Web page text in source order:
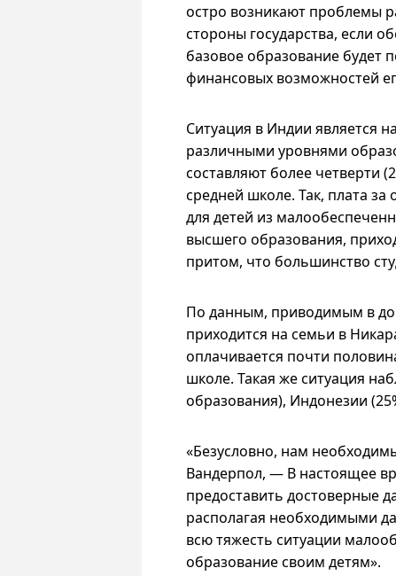
остро возникают проблемы
стороны государства, если
базовое образование будет
финансовых возможностей
Ситуация в Индии является
различными уровнями
составляют более четверти
средней школе. Так, плата
для детей из
высшего образования,
притом, что большинство
По данным, приводимым в
приходится на семьи в
оплачивается почти
школе. Такая же ситуация
образования), Индонезии
«Безусловно, нам
Вандерпол, — В настоящее
предоставить достоверные
располагая необходимыми
всю тяжесть ситуации
образование своим детям».